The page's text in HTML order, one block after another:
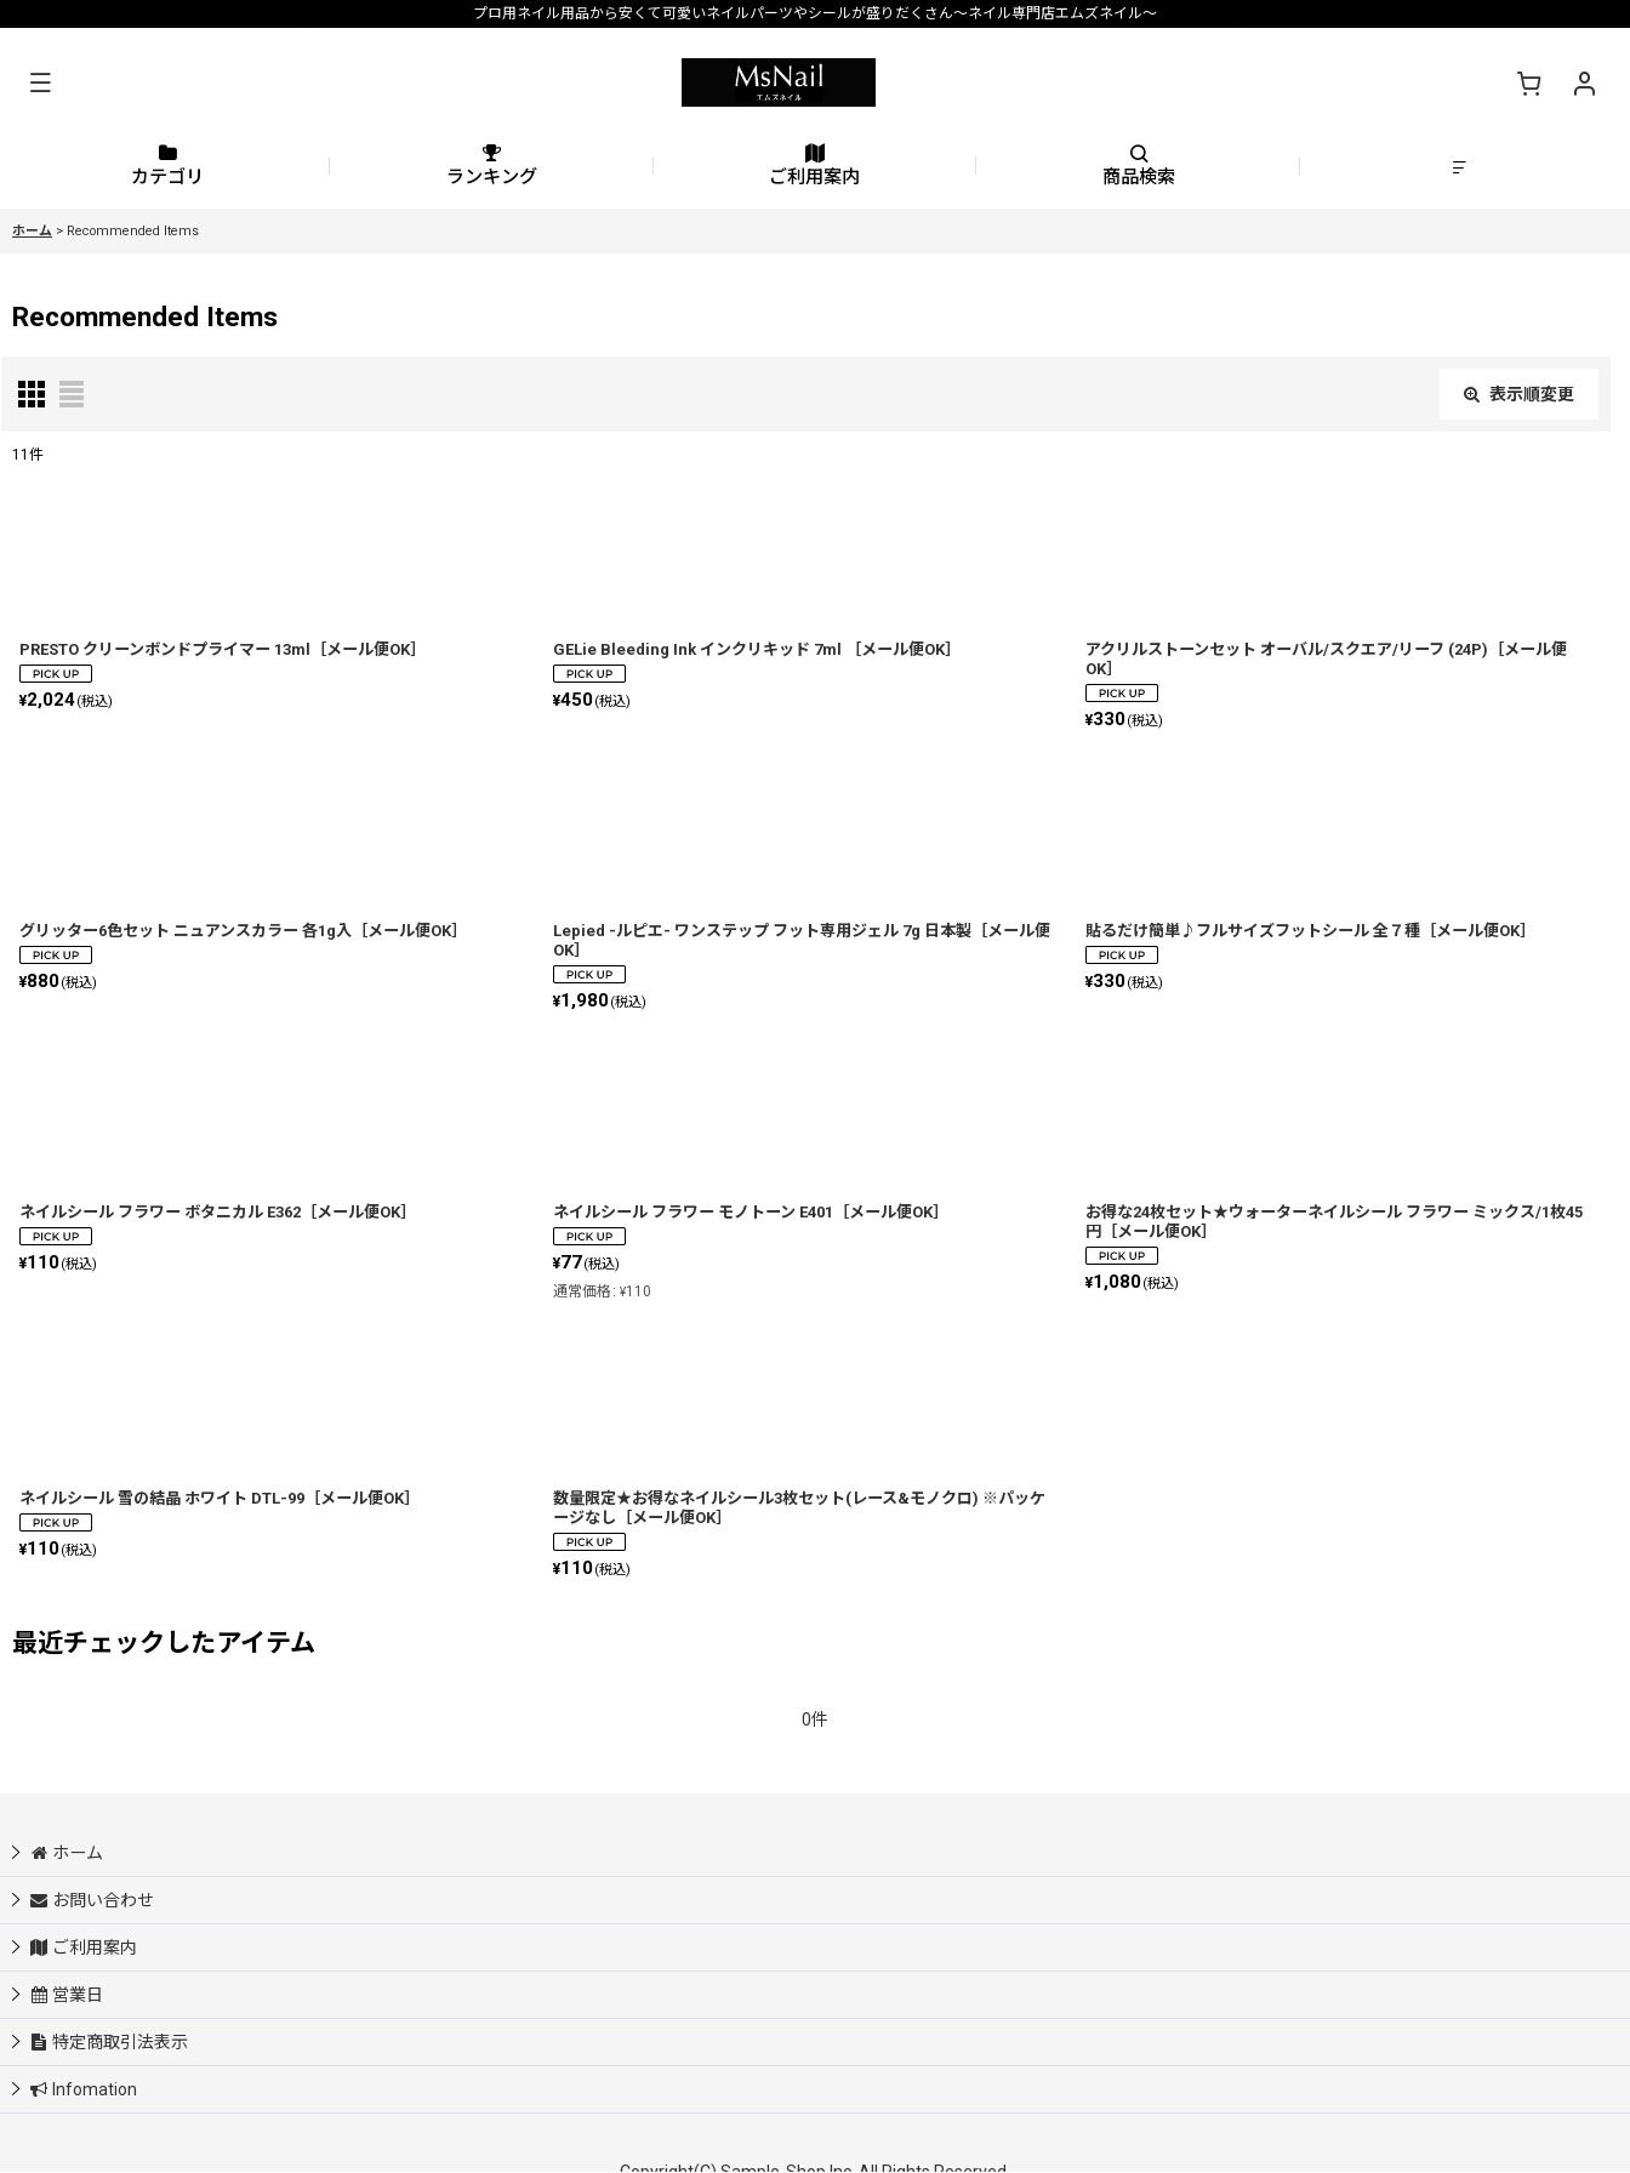
プロ用ネイル用品から安くて可愛いネイルパーツやシールが盛りだくさん〜ネイル専門店エムズネイル〜
カテゴリ ランキング ご利用案内 商品検索
ホーム > Recommended Items
Recommended Items
表示順変更
絞り込む
11 件
PRESTO クリーンボンドプライマー 13ml［メール便OK］
¥2,024(税込)
GELie Bleeding Ink インクリキッド 7ml ［メール便OK］
¥450(税込)
アクリルストーンセット オーバル/スクエア/リーフ (24P)［メール便
OK］
¥330(税込)
グリッター6色セット ニュアンスカラー 各1g入［メール便OK］
¥880(税込)
Lepied -ルピエ- ワンステップ フット専用ジェル 7g 日本製［メール便
OK］
¥1,980(税込)
貼るだけ簡単♪フルサイズフットシール 全７種［メール便OK］
¥330(税込)
ネイルシール フラワー ボタニカル E362［メール便OK］
¥110(税込)
ネイルシール フラワー モノトーン E401［メール便OK］
¥77(税込)
通常価格 : ¥110
お得な24枚セット★ウォーターネイルシール フラワー ミックス/1枚45
円［メール便OK］
¥1,080(税込)
ネイルシール 雪の結晶 ホワイト DTL-99［メール便OK］
¥110(税込)
数量限定★お得なネイルシール3枚セット(レース&モノクロ) ※パッケ
ージなし［メール便OK］
¥110(税込)
最近チェックしたアイテム
0件
ホーム
お問い合わせ
ご利用案内
営業日
特定商取引法表示
Infomation